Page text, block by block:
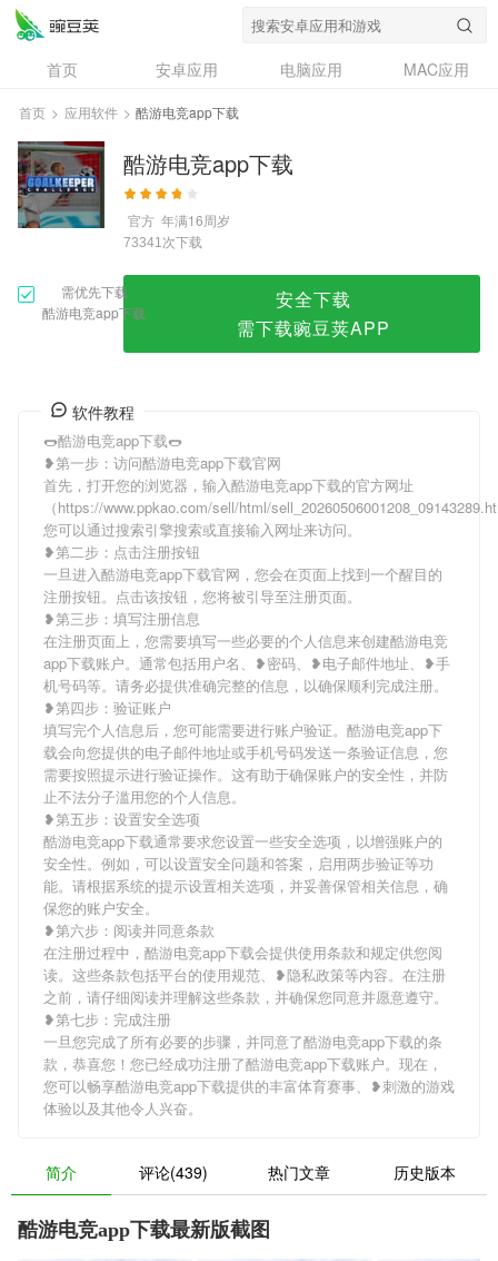
首页 安卓应用 电脑应用
MAC应用
资讯
专题
问答
首页 > 应用软件 > 酷游电竞app下载
酷游电竞app下载
官方 年满16周岁
73341次下载
需优先下载
酷游电竞app下载
安全下载
需下载豌豆荚APP
软件教程
🌭酷游电竞app下载🌭
❥第一步：访问酷游电竞app下载官网
首先，打开您的浏览器，输入酷游电竞app下载的官方网址
（https://www.ppkao.com/sell/html/
您可以通过搜索引擎搜索或直接输入网址来访问。
❥第二步：点击注册按钮
一旦进入酷游电竞app下载官网，您会在页面上找到一个醒目的
注册按钮。点击该按钮，您将被引导至注册页面。
❥第三步：填写注册信息
在注册页面上，您需要填写一些必要的个人信息来创建酷游电竞
app下载账户。通常包括用户名、❥密码、❥电子邮件地址、❥手
机号码等。请务必提供准确完整的信息，以确保顺利完成注册。
❥第四步：验证账户
填写完个人信息后，您可能需要进行账户验证。酷游电竞app下
载会向您提供的电子邮件地址或手机号码发送一条验证信息，您
需要按照提示进行验证操作。这有助于确保账户的安全性，并防
止不法分子滥用您的个人信息。
❥第五步：设置安全选项
酷游电竞app下载通常要求您设置一些安全选项，以增强账户的
安全性。例如，可以设置安全问题和答案，启用两步验证等功
能。请根据系统的提示设置相关选项，并妥善保管相关信息，确
保您的账户安全。
❥第六步：阅读并同意条款
在注册过程中，酷游电竞app下载会提供使用条款和规定供您阅
读。这些条款包括平台的使用规范、❥隐私政策等内容。在注册
之前，请仔细阅读并理解这些条款，并确保您同意并愿意遵守。
❥第七步：完成注册
一旦您完成了所有必要的步骤，并同意了酷游电竞app下载的条
款，恭喜您！您已经成功注册了酷游电竞app下载账户。现在，
您可以畅享酷游电竞app下载提供的丰富体育赛事、❥刺激的游戏
体验以及其他令人兴奋。
简介 评论(439) 热门文章 历史版本
酷游电竞app下载最新版截图